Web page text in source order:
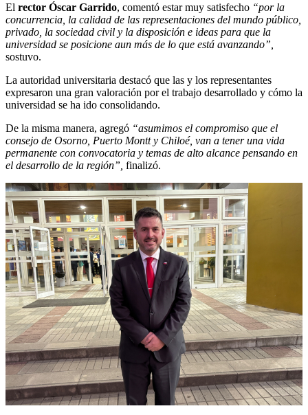
El rector Óscar Garrido, comentó estar muy satisfecho “por la
concurrencia, la calidad de las representaciones del mundo público,
privado, la sociedad civil y la disposición e ideas para que la
universidad se posicione aun más de lo que está avanzando”,
sostuvo.
La autoridad universitaria destacó que las y los representantes
expresaron una gran valoración por el trabajo desarrollado y cómo la
universidad se ha ido consolidando.
De la misma manera, agregó “asumimos el compromiso que el
consejo de Osorno, Puerto Montt y Chiloé, van a tener una vida
permanente con convocatoria y temas de alto alcance pensando en
el desarrollo de la región”, finalizó.